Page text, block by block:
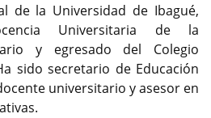
de la Universidad de Ibagué,
Universitaria de la
y egresado del Colegio
sido secretario de Educación
universitario y asesor en